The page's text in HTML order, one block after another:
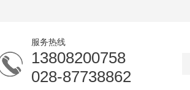
服务热线
13808200758
028-87738862